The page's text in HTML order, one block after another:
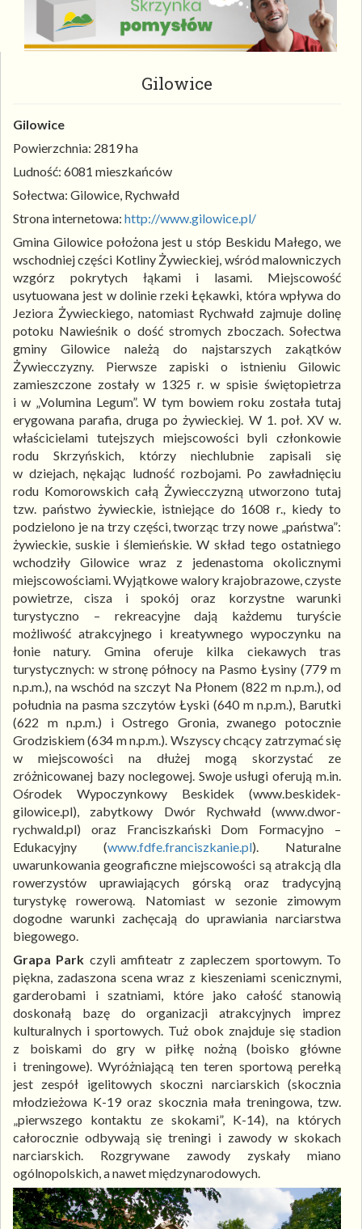
Gilowice
Gilowice
Powierzchnia: 2819 ha
Ludność: 6081 mieszkańców
Sołectwa: Gilowice, Rychwałd
Strona internetowa: http://www.gilowice.pl/
Gmina Gilowice położona jest u stóp Beskidu Małego, we
wschodniej części Kotliny Żywieckiej, wśród malowniczych
wzgórz pokrytych łąkami i lasami. Miejscowość
usytuowana jest w dolinie rzeki Łękawki, która wpływa do
Jeziora Żywieckiego, natomiast Rychwałd zajmuje dolinę
potoku Nawieśnik o dość stromych zboczach. Sołectwa
gminy Gilowice należą do najstarszych zakątków
Żywiecczyzny. Pierwsze zapiski o istnieniu Gilowic
zamieszczone zostały w 1325 r. w spisie świętopietrza
i w „Volumina Legum”. W tym bowiem roku została tutaj
erygowana parafia, druga po żywieckiej. W 1. poł. XV w.
właścicielami tutejszych miejscowości byli członkowie
rodu Skrzyńskich, którzy niechlubnie zapisali się
w dziejach, nękając ludność rozbojami. Po zawładnięciu
rodu Komorowskich całą Żywiecczyzną utworzono tutaj
tzw. państwo żywieckie, istniejące do 1608 r., kiedy to
podzielono je na trzy części, tworząc trzy nowe „państwa”:
żywieckie, suskie i ślemieńskie. W skład tego ostatniego
wchodziły Gilowice wraz z jedenastoma okolicznymi
miejscowościami. Wyjątkowe walory krajobrazowe, czyste
powietrze, cisza i spokój oraz korzystne warunki
turystyczno – rekreacyjne dają każdemu turyście
możliwość atrakcyjnego i kreatywnego wypoczynku na
łonie natury. Gmina oferuje kilka ciekawych tras
turystycznych: w stronę północy na Pasmo Łysiny (779 m
n.p.m.), na wschód na szczyt Na Płonem (822 m n.p.m.), od
południa na pasma szczytów Łyski (640 m n.p.m.), Barutki
(622 m n.p.m.) i Ostrego Gronia, zwanego potocznie
Grodziskiem (634 m n.p.m.). Wszyscy chcący zatrzymać się
w miejscowości na dłużej mogą skorzystać ze
zróżnicowanej bazy noclegowej. Swoje usługi oferują m.in.
Ośrodek Wypoczynkowy Beskidek (www.beskidek-
gilowice.pl), zabytkowy Dwór Rychwałd (www.dwor-
rychwald.pl) oraz Franciszkański Dom Formacyjno –
Edukacyjny (www.fdfe.franciszkanie.pl). Naturalne
uwarunkowania geograficzne miejscowości są atrakcją dla
rowerzystów uprawiających górską oraz tradycyjną
turystykę rowerową. Natomiast w sezonie zimowym
dogodne warunki zachęcają do uprawiania narciarstwa
biegowego.
Grapa Park czyli amfiteatr z zapleczem sportowym. To
piękna, zadaszona scena wraz z kieszeniami scenicznymi,
garderobami i szatniami, które jako całość stanowią
doskonałą bazę do organizacji atrakcyjnych imprez
kulturalnych i sportowych. Tuż obok znajduje się stadion
z boiskami do gry w piłkę nożną (boisko główne
i treningowe). Wyróżniającą ten teren sportową perełką
jest zespół igelitowych skoczni narciarskich (skocznia
młodzieżowa K-19 oraz skocznia mała treningowa, tzw.
„pierwszego kontaktu ze skokami”, K-14), na których
całorocznie odbywają się treningi i zawody w skokach
narciarskich. Rozgrywane zawody zyskały miano
ogólnopolskich, a nawet międzynarodowych.